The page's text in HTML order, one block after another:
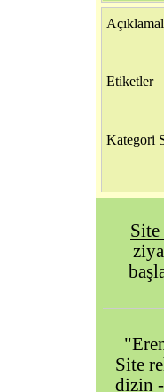
Etiketler
Kategori
Site
Site
dizin -